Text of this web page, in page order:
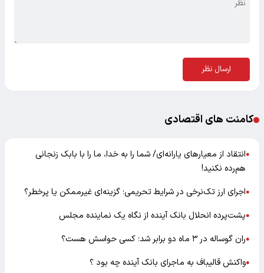
ارسال نظر
کامنت های اقتصادی
●انتقاد از معیارهای یارانه‌ای/ شما را به خدا، ما را با بابک زنجانی
هم‌رده نکنید!
●اجرای ارز تک‌نرخی در شرایط تحریمی؛ گزینه‌ای غیرممکن یا پرخطر؟
●پشت‌پرده انحلال بانک آینده از نگاه یک نماینده مجلس
●ران گوساله در ۳ ماه دو برابر شد؛ کسی حواسش هست؟
●واکنش قالیباف به ماجرای بانک آینده چه بود ؟